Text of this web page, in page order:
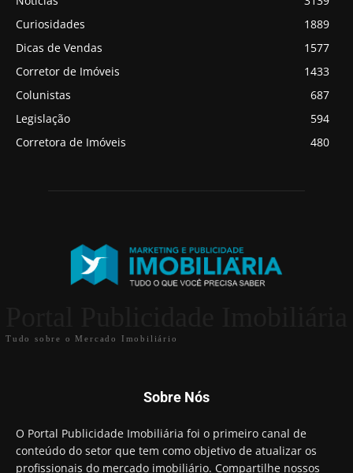
Curiosidades
1889
Dicas de Vendas
1577
Corretor de Imóveis
1433
Colunistas
687
Legislação
594
Corretora de Imóveis
480
Tudo sobre o Mercado Imobiliário
Sobre Nós
O Portal Publicidade Imobiliária foi o primeiro canal de
conteúdo do setor que tem como objetivo de atualizar os
profissionais do mercado imobiliário. Compartilhe nossos